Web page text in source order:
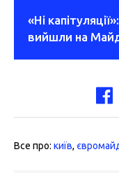
«Ні
вийшли на
Все про: київ,